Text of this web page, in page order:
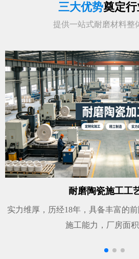
三大优势奠定
提供一站式耐磨材料整
耐磨陶瓷施工工
实力维厚，历经18年，具备丰富的
施工能力，厂房面